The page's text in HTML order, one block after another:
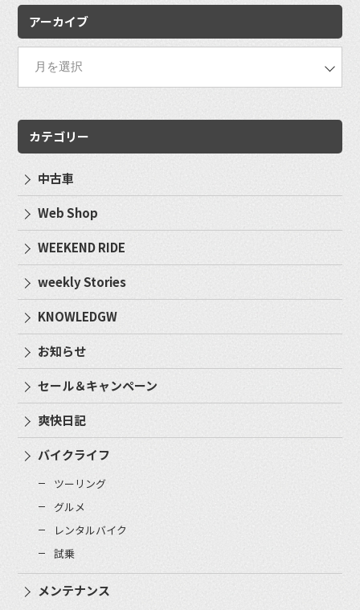
アーカイブ
カテゴリー
中古車
Web Shop
WEEKEND RIDE
weekly Stories
KNOWLEDGW
お知らせ
セール＆キャンペーン
爽快日記
バイクライフ
ツーリング
グルメ
レンタルバイク
試乗
メンテナンス